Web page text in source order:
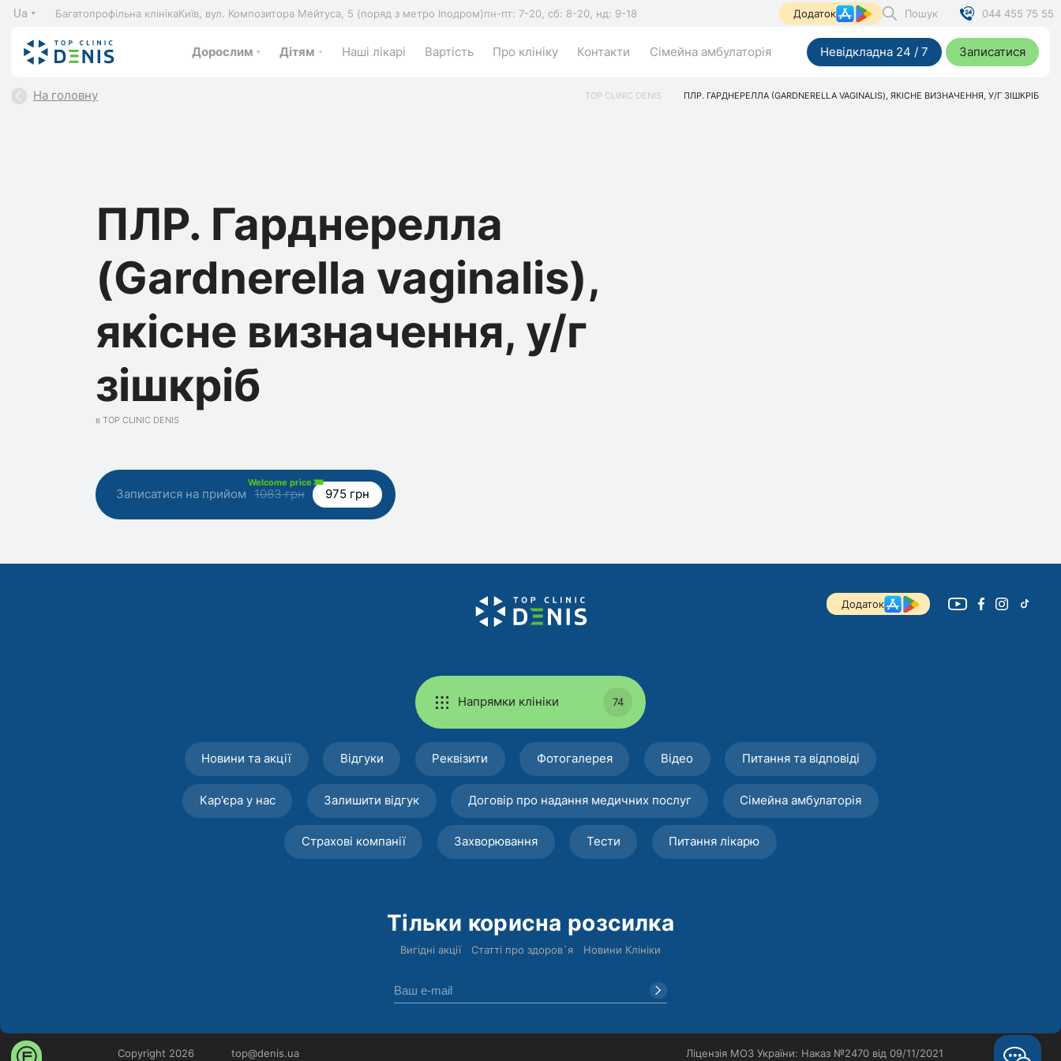
Ua Багатопрофільна клінікаКиїв, вул. Композитора Мейтуса, 5 (поряд з метро Іподром)пн-пт: 7-20, сб: 8-20, нд: 9-18 Додаток Пошук 044 455 75 55
Дорослим Дітям Наші лікарі Вартість Про клініку Контакти Сімейна амбулаторія Невідкладна 24 / 7 Записатися
На головну TOP CLINIC DENIS ПЛР. ГАРДНЕРЕЛЛА (GARDNERELLA VAGINALIS), ЯКІСНЕ ВИЗНАЧЕННЯ, У/Г ЗІШКРІБ
ПЛР. Гарднерелла
(Gardnerella vaginalis),
якісне визначення, у/г
зішкріб
в TOP CLINIC DENIS
Записатися на прийом
Welcome price
1083 грн 975 грн
Додаток
Напрямки клініки 74
Новини та акції Відгуки Реквізити Фотогалерея Відео Питання та відповіді
Кар'єра у нас Залишити відгук Договір про надання медичних послуг Сімейна амбулаторія
Страхові компанії Захворювання Тести Питання лікарю
Тільки корисна розсилка
Вигідні акції Статті про здоров`я Новини Клініки
Copyright 2026 top@denis.ua Ліцензія МОЗ України: Наказ №2470 від 09/11/2021